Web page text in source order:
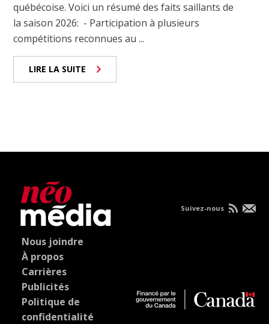
québécoise. Voici un résumé des faits saillants de
la saison 2026: - Participation à plusieurs
compétitions reconnues au ...
LIRE LA SUITE
Nous joindre
À propos
Carrières
Publicités
Politique de
confidentialité
Suivez-nous